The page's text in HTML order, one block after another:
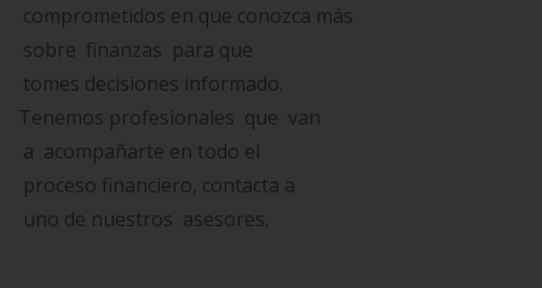
comprometidos en que conozca más
sobre finanzas para que
tomes decisiones informado.
Tenemos profesionales que van
a acompañarte en todo el
proceso financiero, contacta a
uno de nuestros asesores.